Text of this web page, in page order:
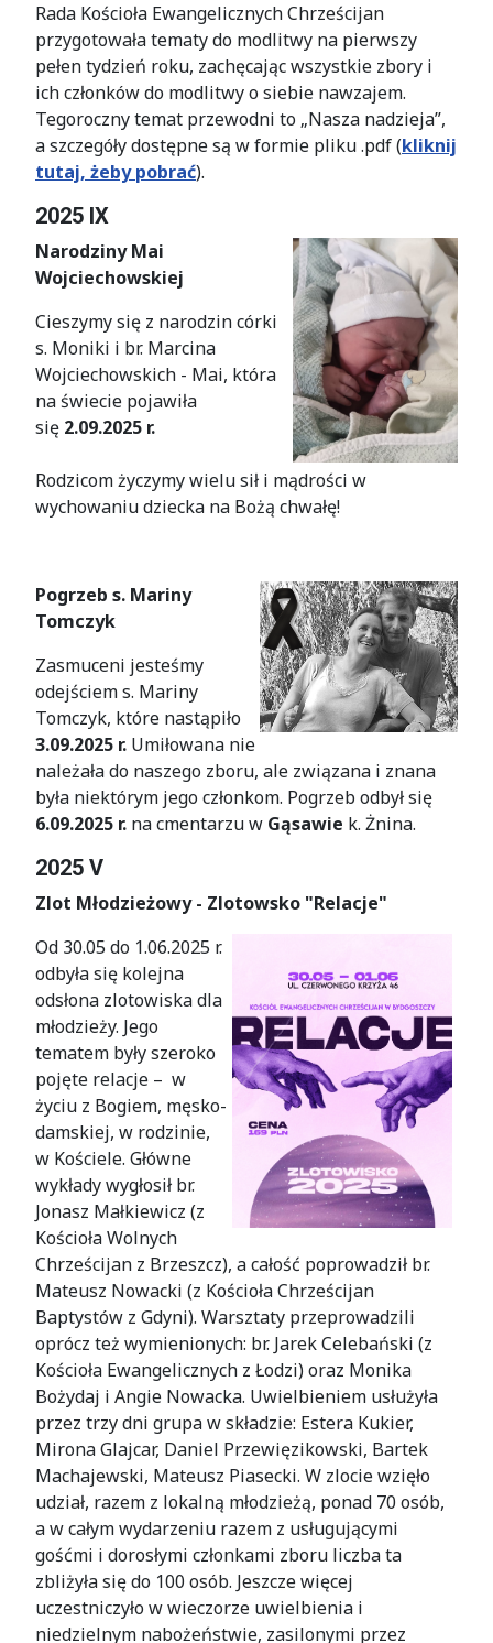
Rada Kościoła Ewangelicznych Chrześcijan
przygotowała tematy do modlitwy na pierwszy
pełen tydzień roku, zachęcając wszystkie zbory i
ich członków do modlitwy o siebie nawzajem.
Tegoroczny temat przewodni to „Nasza nadzieja”,
a szczegóły dostępne są w formie pliku .pdf (kliknij
tutaj, żeby pobrać).
2025 IX
Narodziny Mai
Wojciechowskiej
Cieszymy się z narodzin córki
s. Moniki i br. Marcina
Wojciechowskich - Mai, która
na świecie pojawiła
się 2.09.2025 r.
Rodzicom życzymy wielu sił i mądrości w
wychowaniu dziecka na Bożą chwałę!
Pogrzeb s. Mariny
Tomczyk
Zasmuceni jesteśmy
odejściem s. Mariny
Tomczyk, które nastąpiło
3.09.2025 r. Umiłowana nie
należała do naszego zboru, ale związana i znana
była niektórym jego członkom. Pogrzeb odbył się
6.09.2025 r. na cmentarzu w Gąsawie k. Żnina.
2025 V
Zlot Młodzieżowy - Zlotowsko "Relacje"
Od 30.05 do 1.06.2025 r.
odbyła się kolejna
odsłona zlo­to­wis­ka dla
mło­dzie­ży. Jego
tematem były szeroko
pojęte relacje – w
życiu z Bogiem, męsko-
damskiej, w rodzinie,
w Kościele. Główne
wykłady wygłosił br.
Jonasz Małkiewicz (z
Kościoła Wolnych
Chrześcijan z Brzeszcz), a całość poprowadził br.
Mateusz Nowacki (z Kościoła Chrześcijan
Baptystów z Gdyni). Warsztaty przeprowadzili
oprócz też wymienionych: br. Jarek Celebański (z
Kościoła Ewangelicznych z Łodzi) oraz Monika
Bożydaj i Angie Nowacka. Uwielbieniem usłużyła
przez trzy dni grupa w składzie: Estera Kukier,
Mirona Glajcar, Daniel Przewięzikowski, Bartek
Machajewski, Mateusz Piasecki. W zlocie wzięło
udział, razem z lokalną młodzieżą, ponad 70 osób,
a w całym wydarzeniu razem z usługującymi
gośćmi i dorosłymi członkami zboru liczba ta
zbliżyła się do 100 osób. Jeszcze więcej
uczestniczyło w wieczorze uwielbienia i
niedzielnym nabożeństwie, zasilonymi przez